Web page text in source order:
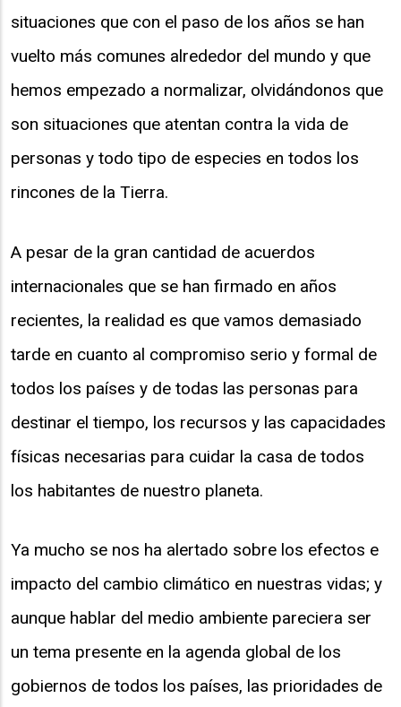
situaciones que con el paso de los años se han
vuelto más comunes alrededor del mundo y que
hemos empezado a normalizar, olvidándonos que
son situaciones que atentan contra la vida de
personas y todo tipo de especies en todos los
rincones de la Tierra.
A pesar de la gran cantidad de acuerdos
internacionales que se han firmado en años
recientes, la realidad es que vamos demasiado
tarde en cuanto al compromiso serio y formal de
todos los países y de todas las personas para
destinar el tiempo, los recursos y las capacidades
físicas necesarias para cuidar la casa de todos
los habitantes de nuestro planeta.
Ya mucho se nos ha alertado sobre los efectos e
impacto del cambio climático en nuestras vidas; y
aunque hablar del medio ambiente pareciera ser
un tema presente en la agenda global de los
gobiernos de todos los países, las prioridades de